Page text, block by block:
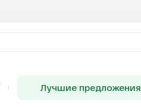
Лучшие предложения